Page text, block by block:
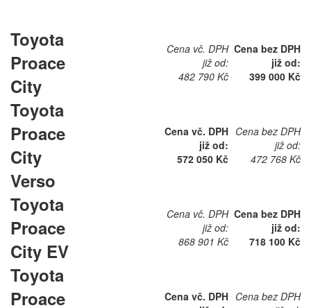
Toyota
Proace
City
Cena vč. DPH
již od:
482 790 Kč
Cena bez DPH
již od:
399 000 Kč
Toyota
Proace
City
Verso
Cena vč. DPH
již od:
572 050 Kč
Cena bez DPH
již od:
472 768 Kč
Toyota
Proace
City EV
Cena vč. DPH
již od:
868 901 Kč
Cena bez DPH
již od:
718 100 Kč
Toyota
Proace
Cena vč. DPH Cena bez DPH